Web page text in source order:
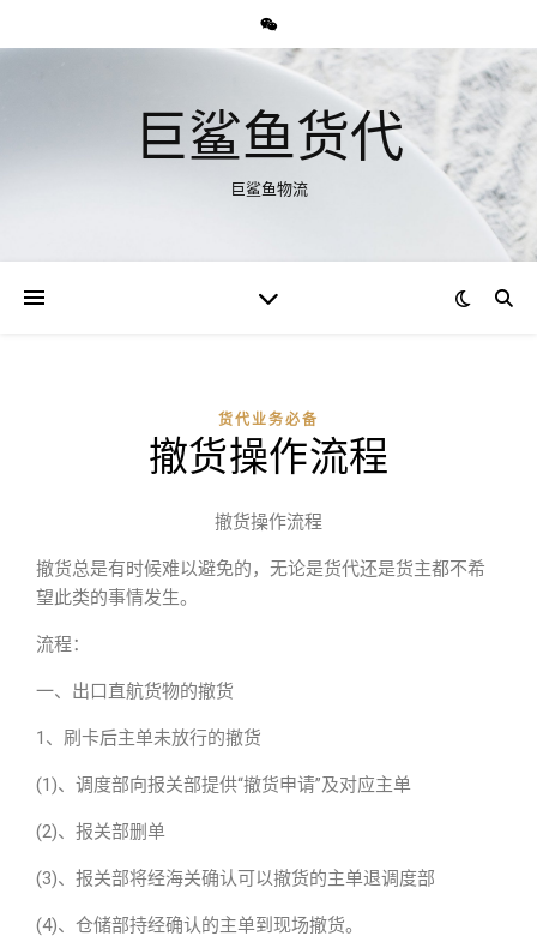
巨鲨鱼货代
巨鲨鱼物流
货代业务必备
撤货操作流程
撤货操作流程
撤货总是有时候难以避免的，无论是货代还是货主都不希
望此类的事情发生。
流程：
一、出口直航货物的撤货
1、刷卡后主单未放行的撤货
(1)、调度部向报关部提供“撤货申请”及对应主单
(2)、报关部删单
(3)、报关部将经海关确认可以撤货的主单退调度部
(4)、仓储部持经确认的主单到现场撤货。